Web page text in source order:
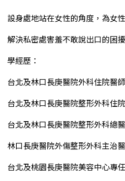
設身處地站在女性的角度，為女
解決私密處害羞不敢說出口的困擾
學經歷：
台北及林口長庚醫院外科住院醫師
台北及林口長庚醫院整形外科住
台北及林口長庚醫院整形外科總
林口長庚醫院外傷整形外科主治
台北及桃園長庚醫院美容中心專